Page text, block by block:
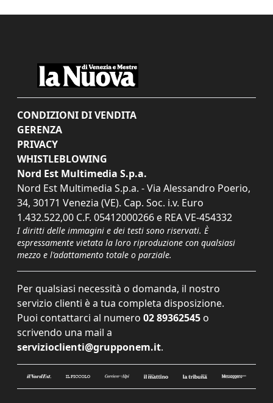
CONDIZIONI DI VENDITA
GERENZA
PRIVACY
WHISTLEBLOWING
Nord Est Multimedia S.p.a.
Nord Est Multimedia S.p.a. - Via Alessandro Poerio,
34, 30171 Venezia (VE). Cap. Soc. i.v. Euro
1.432.522,00 C.F. 05412000266 e REA VE-454332
I diritti delle immagini e dei testi sono riservati. È
espressamente vietata la loro riproduzione con qualsiasi
mezzo e l'adattamento totale o parziale.
Per qualsiasi necessità o domanda, il nostro
servizio clienti è a tua completa disposizione.
Puoi contattarci al numero 02 89362545 o
scrivendo una mail a
servizioclienti@grupponem.it.